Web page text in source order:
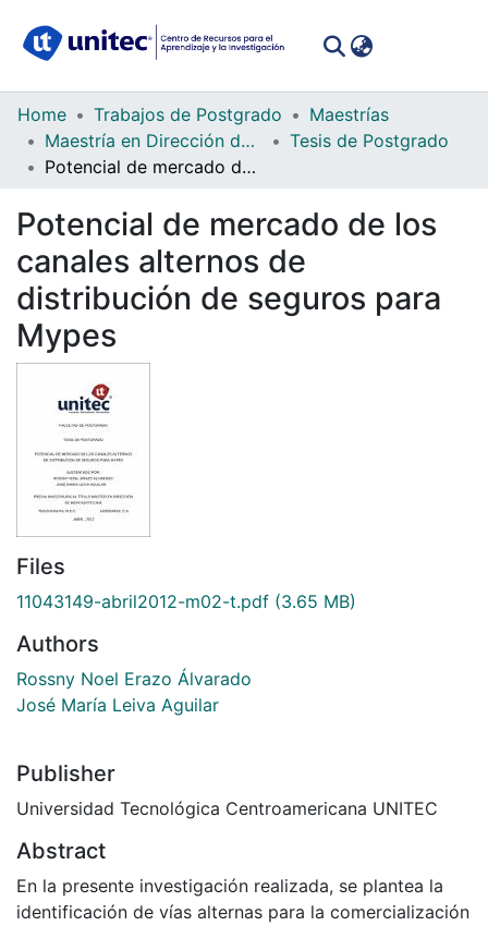
Communities
Collections
All of DSpace
Statistics
Home Trabajos de Postgrado
Maestrías
Maestría en Dirección de Mercadotecnia
Tesis de Postgrado
Potencial de mercado de los canales alternos de distribución de seguros para Mypes
Potencial de mercado de los
canales alternos de
distribución de seguros para
Mypes
Files
11043149-abril2012-m02-t.pdf (3.65 MB)
Authors
Rossny Noel Erazo Álvarado
José María Leiva Aguilar
Publisher
Universidad Tecnológica Centroamericana UNITEC
Abstract
En la presente investigación realizada, se plantea la
identificación de vías alternas para la comercialización